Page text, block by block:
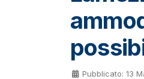
Pubblicato: 13